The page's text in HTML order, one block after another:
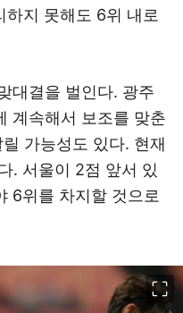
지 못해도 6위 내로
대결을 벌인다. 광주
계속해서 보조를 맞춘
가능성도 있다. 현재
. 서울이 2점 앞서 있
6위를 차지할 것으로